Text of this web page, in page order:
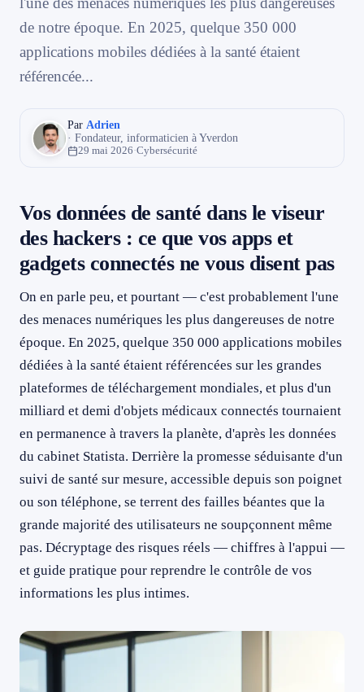
079 716 53 82
de notre époque. En 2025, quelque 350 000
applications mobiles dédiées à la santé étaient
référencée...
Par Adrien
· Fondateur, informaticien à Yverdon
29 mai 2026·Cybersécurité
Vos données de santé dans le viseur
des hackers : ce que vos apps et
gadgets connectés ne vous disent pas
On en parle peu, et pourtant — c'est probablement l'une
des menaces numériques les plus dangereuses de notre
époque. En 2025, quelque 350 000 applications mobiles
dédiées à la santé étaient référencées sur les grandes
plateformes de téléchargement mondiales, et plus d'un
milliard et demi d'objets médicaux connectés tournaient
en permanence à travers la planète, d'après les données
du cabinet Statista. Derrière la promesse séduisante d'un
suivi de santé sur mesure, accessible depuis son poignet
ou son téléphone, se terrent des failles béantes que la
grande majorité des utilisateurs ne soupçonnent même
pas. Décryptage des risques réels — chiffres à l'appui —
et guide pratique pour reprendre le contrôle de vos
informations les plus intimes.
une cible
RGPD, nLPD : des boucliers juridiques solides ou des tigres de
papier ?
Ce que vous pouvez faire dès maintenant pour reprendre le
contrôle
Pour aller plus loin
Un mot pour les familles et les professionnels qui gèrent des